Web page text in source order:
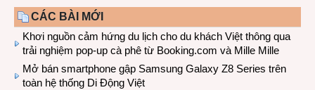
CÁC BÀI MỚI
Khơi nguồn cảm hứng du lịch cho du khách Việt thông qua
trải nghiệm pop-up cà phê từ Booking.com và Mille Mille
Mở bán smartphone gập Samsung Galaxy Z8 Series trên
toàn hệ thống Di Động Việt